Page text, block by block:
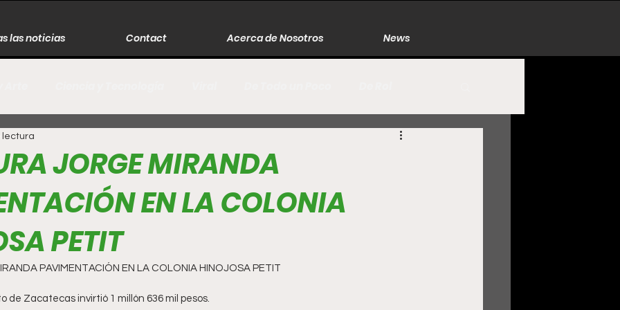
las noticias Contact Acerca de Nosotros News
Música Naturaleza
Literatura Internacional Moda Cine Zacatecas
Espectáculos Economía
JORGE MIRANDA
EN LA COLONIA
PETIT
lectura
PAVIMENTACIÓN EN LA COLONIA HINOJOSA PETIT
de Zacatecas invirtió 1 millón 636 mil pesos.